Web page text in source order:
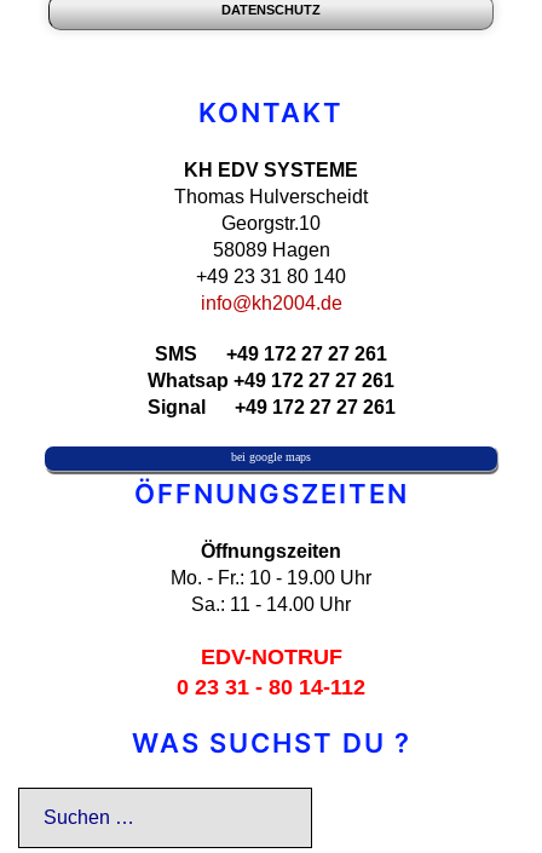
DATENSCHUTZ
KONTAKT
KH EDV SYSTEME
Thomas Hulverscheidt
Georgstr.10
58089 Hagen
+49 23 31 80 140
info@kh2004.de
SMS +49 172 27 27 261
Whatsap +49 172 27 27 261
Signal +49 172 27 27 261
bei google maps
ÖFFNUNGSZEITEN
Öffnungszeiten
Mo. - Fr.: 10 - 19.00 Uhr
Sa.: 11 - 14.00 Uhr
EDV-NOTRUF
0 23 31 - 80 14-112
WAS SUCHST DU ?
nach: